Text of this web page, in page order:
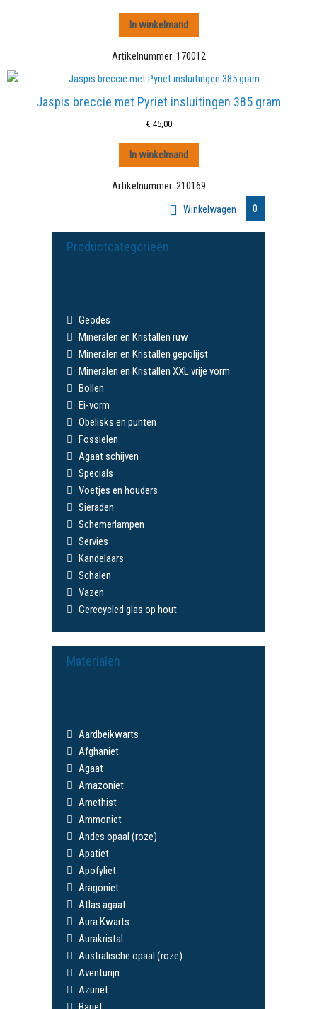
In winkelmand
Artikelnummer: 170012
Jaspis breccie met Pyriet insluitingen 385 gram
€ 45,00
In winkelmand
Artikelnummer: 210169
Winkelwagen 0
Productcategorieën
Geodes
Mineralen en Kristallen ruw
Mineralen en Kristallen gepolijst
Mineralen en Kristallen XXL vrije vorm
Bollen
Ei-vorm
Obelisks en punten
Fossielen
Agaat schijven
Specials
Voetjes en houders
Sieraden
Schemerlampen
Servies
Kandelaars
Schalen
Vazen
Gerecycled glas op hout
Materialen
Aardbeikwarts
Afghaniet
Agaat
Amazoniet
Amethist
Ammoniet
Andes opaal (roze)
Apatiet
Apofyliet
Aragoniet
Atlas agaat
Aura Kwarts
Aurakristal
Australische opaal (roze)
Aventurijn
Azuriet